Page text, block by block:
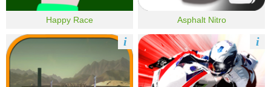
Happy Race Asphalt Nitro
i i